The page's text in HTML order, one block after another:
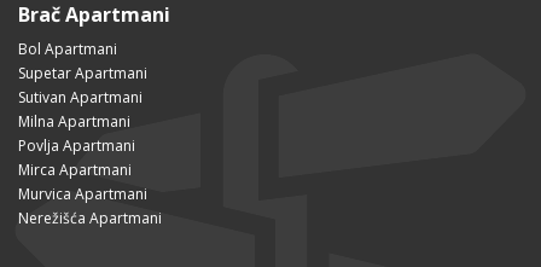
Brač Apartmani
Bol Apartmani
Supetar Apartmani
Sutivan Apartmani
Milna Apartmani
Povlja Apartmani
Mirca Apartmani
Murvica Apartmani
Nerežišća Apartmani